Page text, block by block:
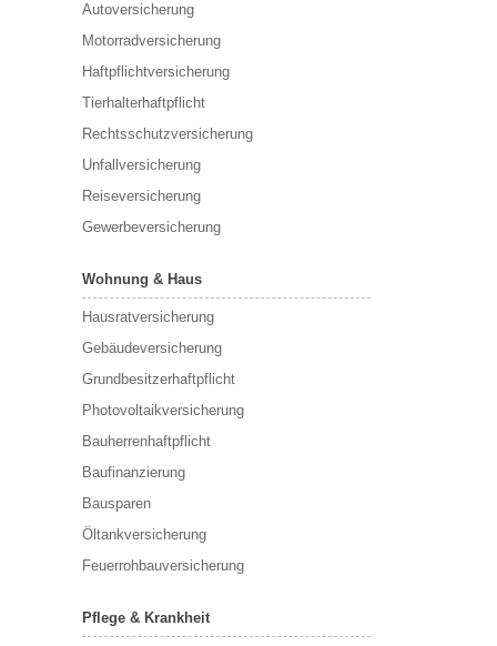
Autoversicherung
Motorradversicherung
Haftpflichtversicherung
Tierhalterhaftpflicht
Rechtsschutzversicherung
Unfallversicherung
Reiseversicherung
Gewerbeversicherung
Wohnung & Haus
Hausratversicherung
Gebäudeversicherung
Grundbesitzerhaftpflicht
Photovoltaikversicherung
Bauherrenhaftpflicht
Baufinanzierung
Bausparen
Öltankversicherung
Feuerrohbauversicherung
Pflege & Krankheit